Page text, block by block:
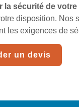
la sécurité de
disposition. Nos
les exigences de
un devis